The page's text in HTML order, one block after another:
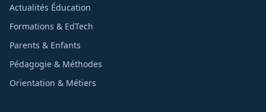
Actualités Éducation
Formations & EdTech
Parents & Enfants
Pédagogie & Méthodes
Orientation & Métiers